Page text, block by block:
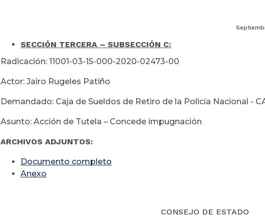
SECCIÓN TERCERA – SUBSECCIÓN C:
Radicación: 11001-03-15-000-2020-02473-00
Actor: Jairo Rugeles Patiño
Demandado: Caja de Sueldos de Retiro de la Policía Nacional -
Asunto: Acción de Tutela – Concede impugnación
ARCHIVOS ADJUNTOS:
Documento completo
Anexo
CONSEJO DE ESTADO